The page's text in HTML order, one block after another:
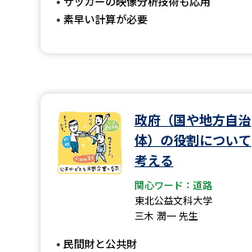
素早い計算が必要
政府（国や地方自治
体）の役割について
考える
関心ワード：道路
東北公益文科大学
三木 潤一 先生
民間財と公共財